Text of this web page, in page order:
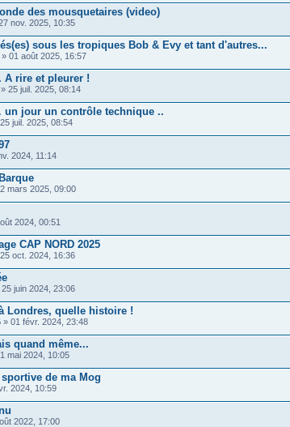
des mousquetaires (video)
nov. 2025, 10:35
sous les tropiques Bob & Evy et tant d'autres...
» 01 août 2025, 16:57
rire et pleurer !
» 25 juil. 2025, 08:14
un jour un contrôle technique ..
juil. 2025, 08:54
2024, 11:14
mars 2025, 09:00
2024, 00:51
CAP NORD 2025
oct. 2024, 16:36
25 juin 2024, 23:06
Londres, quelle histoire !
» 01 févr. 2024, 23:48
quand même...
mai 2024, 10:05
de ma Mog
2024, 10:59
2022, 17:00